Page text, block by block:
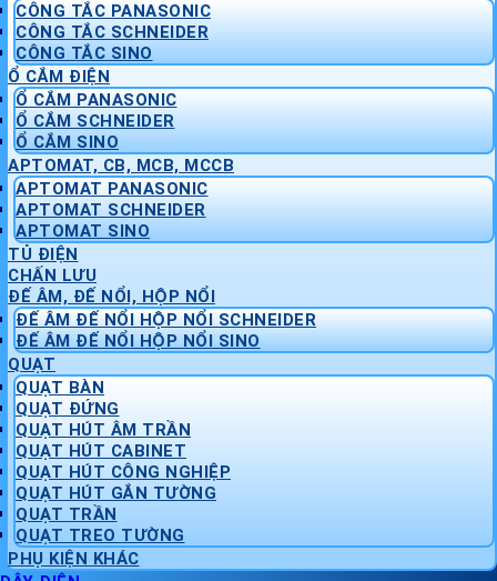
CÔNG TẮC PANASONIC
CÔNG TẮC SCHNEIDER
CÔNG TẮC SINO
Ổ CẮM ĐIỆN
Ổ CẮM PANASONIC
Ổ CẮM SCHNEIDER
Ổ CẮM SINO
APTOMAT, CB, MCB, MCCB
APTOMAT PANASONIC
APTOMAT SCHNEIDER
APTOMAT SINO
TỦ ĐIỆN
CHẤN LƯU
ĐẾ ÂM, ĐẾ NỔI, HỘP NỔI
ĐẾ ÂM ĐẾ NỔI HỘP NỔI SCHNEIDER
ĐẾ ÂM ĐẾ NỔI HỘP NỔI SINO
QUẠT
QUẠT BÀN
QUẠT ĐỨNG
QUẠT HÚT ÂM TRẦN
QUẠT HÚT CABINET
QUẠT HÚT CÔNG NGHIỆP
QUẠT HÚT GẮN TƯỜNG
QUẠT TRẦN
QUẠT TREO TƯỜNG
PHỤ KIỆN KHÁC